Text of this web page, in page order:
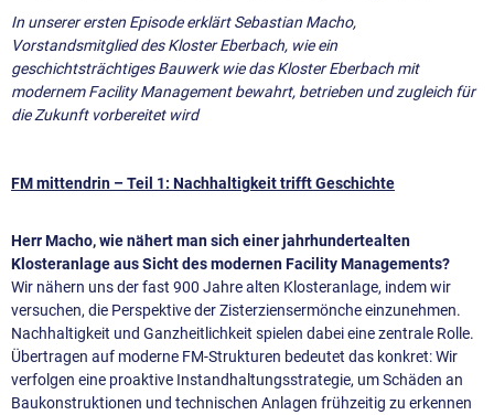
In unserer ersten Episode erklärt Sebastian Macho,
Vorstandsmitglied des Kloster Eberbach, wie ein
geschichtsträchtiges Bauwerk wie das Kloster Eberbach mit
modernem Facility Management bewahrt, betrieben und zugleich für
die Zukunft vorbereitet wird
FM mittendrin – Teil 1: Nachhaltigkeit trifft Geschichte
Herr Macho, wie nähert man sich einer jahrhundertealten
Klosteranlage aus Sicht des modernen Facility Managements?
Wir nähern uns der fast 900 Jahre alten Klosteranlage, indem wir
versuchen, die Perspektive der Zisterziensermönche einzunehmen.
Nachhaltigkeit und Ganzheitlichkeit spielen dabei eine zentrale Rolle.
Übertragen auf moderne FM-Strukturen bedeutet das konkret: Wir
verfolgen eine proaktive Instandhaltungsstrategie, um Schäden an
Baukonstruktionen und technischen Anlagen frühzeitig zu erkennen